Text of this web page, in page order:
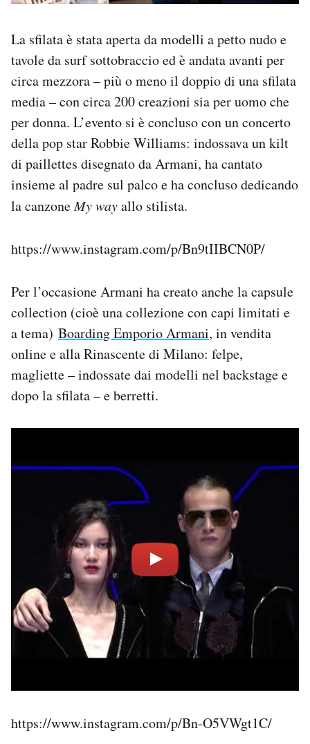
La sfilata è stata aperta da modelli a petto nudo e
tavole da surf sottobraccio ed è andata avanti per
circa mezzora – più o meno il doppio di una sfilata
media – con circa 200 creazioni sia per uomo che
per donna. L’evento si è concluso con un concerto
della pop star Robbie Williams: indossava un kilt
di paillettes disegnato da Armani, ha cantato
insieme al padre sul palco e ha concluso dedicando
la canzoneMy wayallo stilista.
https://www.instagram.com/p/Bn9tIIBCN0P/
Per l’occasione Armani ha creato anche la capsule
collection (cioè una collezione con capi limitati e
a tema) Boarding Emporio Armani, in vendita
online e alla Rinascente di Milano: felpe,
magliette – indossate dai modelli nel backstage e
dopo la sfilata – e berretti.
https://www.instagram.com/p/Bn-O5VWgt1C/